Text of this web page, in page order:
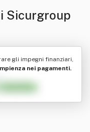
Sicurgroup
gli impegni finanziari,
nei pagamenti.